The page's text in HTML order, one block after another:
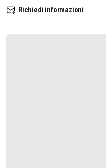
Richiedi informazioni